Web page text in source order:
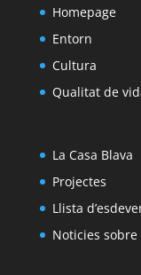
Homepage
Entorn
Cultura
Qualitat de
La Casa Blava
Projectes
Llista
Noticies